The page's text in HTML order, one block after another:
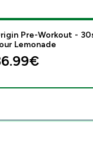
- Origin Pre-
Pre-Workout -
Lemonade